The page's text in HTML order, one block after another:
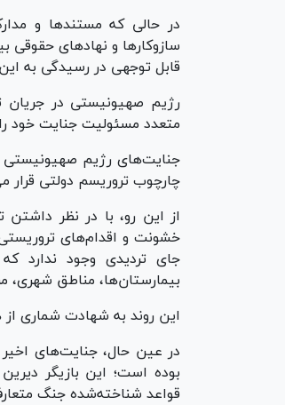
در حالی که مستند‌ها و
سازوکار‌ها و نهاد‌های
قابل توجهی در رسیدگی به
رژیم صهیونیستی در جریان
متعدد مسئولیت جنایت خود
چارچوب تروریسم دولتی قرار
از این رو، با در نظر داشتن
خشونت و اقدام‌های
جای تردیدی وجود ندارد
بیمارستان‌ها، مناطق شهری،
این روند به شهادت شماری
در عین حال، جنایت‌های اخیر
بوده است؛ این بازیگر
قواعد شناخته‌شده جنگ